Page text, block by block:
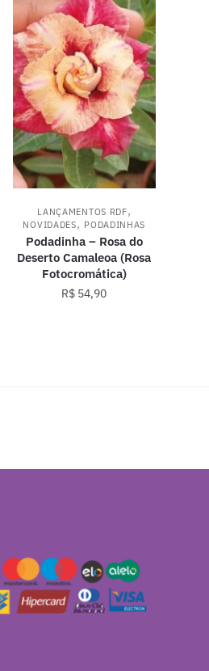
LANÇAMENTOS RDF,
NOVIDADES, PODADINHAS
Podadinha – Rosa do
Deserto Camaleoa (Rosa
Fotocromática)
R$ 54,90